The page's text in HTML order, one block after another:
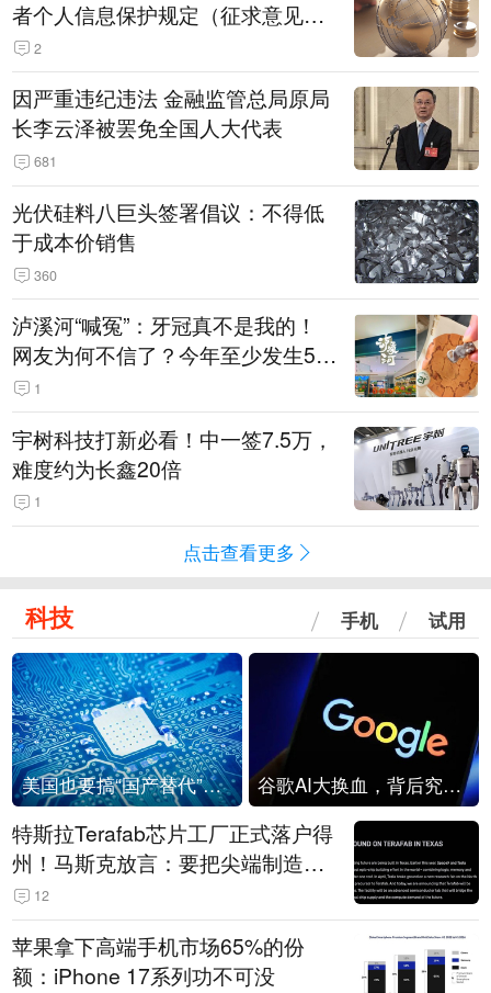
者个人信息保护规定（征求意见
稿）》公开征求意见
2
因严重违纪违法 金融监管总局原局
长李云泽被罢免全国人大代表
681
光伏硅料八巨头签署倡议：不得低
于成本价销售
360
泸溪河“喊冤”：牙冠真不是我的！
网友为何不信了？今年至少发生5
起“食品冤案”
1
宇树科技打新必看！中一签7.5万，
难度约为长鑫20倍
1
点击查看更多
科技 手机 试用
美国也要搞“国产替代”？先算清三笔账 谷歌AI大换血，背后究竟发生了什么？
特斯拉Terafab芯片工厂正式落户得
州！马斯克放言：要把尖端制造带
回美国
12
苹果拿下高端手机市场65%的份
额：iPhone 17系列功不可没